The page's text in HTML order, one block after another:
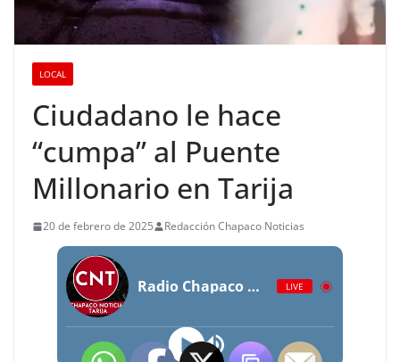
LOCAL
Ciudadano le hace
“cumpa” al Puente
Millonario en Tarija
20 de febrero de 2025 Redacción Chapaco Noticias
Radio Chapaco Noticias Las 24 horas en vivo LIVE